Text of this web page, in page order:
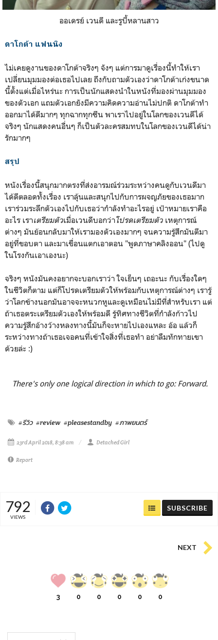
ออเดรย์ เวนดี และรูบี้หลานสาว
ดาโกต้า แฟนนิง
ไม่เคยดูงานของดาโกต้าจริงๆ จังๆ แต่การมาดูเรื่องนี้ทำให้เรา
เปลี่ยนมุมมองต่อเธอไปเลย ถึงกับถามตัวเองว่าดาโกต้าเก่งขนาด
นี้ตั้งแต่เมื่อไหร่นะ การเป็นนักแสดงนำในหนังที่มองผ่านมุมมอง
ของตัวเอก แถมตัวเอกยังมีความคิดความอ่านไม่ปกติ ดาโกต้าทำ
ออกมาได้ดีมากๆ ทุกฉากทุกซีน พาเราไปอยู่ในโลกของเวนดีได้
จริงๆ นักแสดงคนอื่นๆ ก็เป็นตัวละครสมทบในโลกของเวนดีได้น่า
รักมากๆ
สรุป
หนังเรื่องนี้สนุกมากตรงที่ส่งอารมณ์ร่วมระหว่างคนดูกับเวนดีมา
ได้ดีตลอดทั้งเรื่อง เราลุ้นและสนุกไปกับการผจญภัยของเธอมาก
เราร่วมระลึกตัวเองไปกับเธอว่ากำลังทำอะไรอยู่ เป้าหมายเราคือ
อะไร เราเตรียมตัวเมื่อเวนดีบอกว่าโปรดเตรียมตัว เหตุการณ์
ต่างๆ มันย้อนกลับมาให้เรามองตัวเองมากๆ จนความรู้สึกมันตีมา
อยู่ที่ขอบตา และมาเขื่อนแตกเอาตอน "พูดภาษาคลิงออน" (ไปดู
ในโรงกันเอาเองนะ)
จริงๆ หนังมันคงอยากจะบอกเราว่า ใจเย็นๆ เถอะนะ กับเรื่องใดๆ
ในชีวิตก็ตาม แต่ก็โปรดเตรียมตัวให้พร้อมกับเหตุการณ์ต่างๆ เรารู้
ว่าโลกข้างนอกมันอาจจะหนวกหูและดูเหมือนไม่มีที่สำหรับเรา แต่
ถ้าเธอตระเตรียมตัวเองให้พร้อมดี รู้ทิศทางชีวิตที่กำลังก้าวไป
ความรู้สึกอ้างว้างหลงทางนี้มันก็จะหายไปเองแหละ อ้อ แล้วก็
ระหว่างทางถ้าเธอเจอคนที่เข้าใจสิ่งที่เธอทำ อย่าลืมทักทายเขา
ด้วยล่ะ :)
There's only one logical direction in which to go: Forward.
#รีวิว #review #pleasestandby #ภาพยนตร์
23rd April 2018, 8:38 am Detached Girl
Report
792
VIEWS
SUBSCRIBE
NEXT
3 0 0 0 0 0